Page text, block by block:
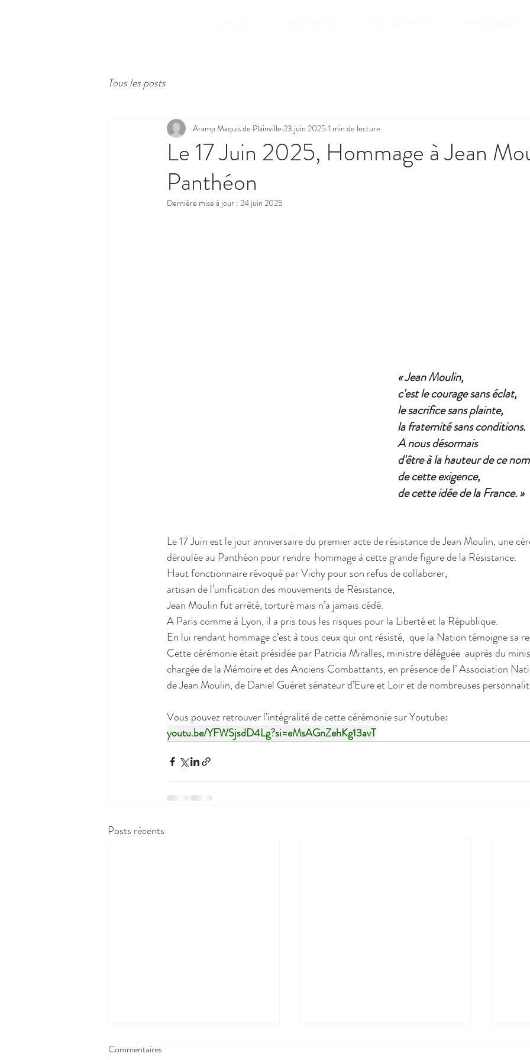
Tous les posts
Le 17 Juin 2025, Hommage à Jean
Panthéon
Aramp Maquis de Plainville 23 juin 2025 1 min de lecture
Dernière mise à jour : 24 juin 2025
« Jean Moulin,
c'est le courage sans éclat,
le sacrifice sans plainte,
la fraternité sans conditions.
A nous désormais
d'être à la hauteur de ce
de cette exigence,
de cette idée de la France. »
Le 17 Juin est le jour anniversaire du premier acte de résistance de Jean Moulin, une
déroulée au Panthéon pour rendre  hommage à cette grande figure de la Résistance.
Haut fonctionnaire révoqué par Vichy pour son refus de collaborer,
artisan de l’unification des mouvements de Résistance,
Jean Moulin fut arrêté, torturé mais n’a jamais cédé.
A Paris comme à Lyon, il a pris tous les risques pour la Liberté et la République.
En lui rendant hommage c’est à tous ceux qui ont résisté,  que la Nation témoigne sa
Cette cérémonie était présidée par Patricia Miralles, ministre déléguée  auprès du
chargée de la Mémoire et des Anciens Combattants, en présence de l’ Association
de Jean Moulin, de Daniel Guéret sénateur d’Eure et Loir et de nombreuses
Vous pouvez retrouver l’intégralité de cette cérémonie sur Youtube:
youtu.be/YFWSjsdD4Lg?si=eMsAGnZehKg13avT
Posts récents
Commentaires